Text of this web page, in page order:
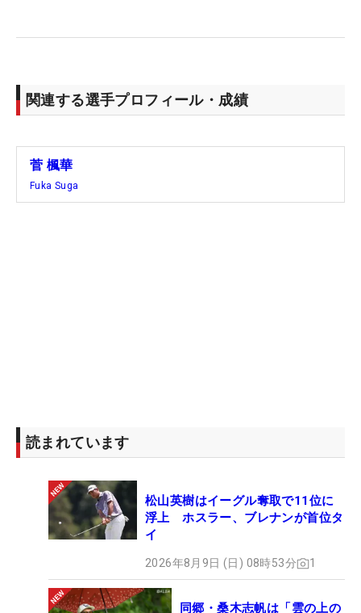
2月29日に高校を卒業。飾りっけのない純朴さが魅
力の18歳は、「メークはするようになりました」と
の「アクサレディス」にも主催者推薦で出場する。
関連する選手プロフィール・成績
菅 楓華
Fuka Suga
読まれています
松山英樹はイーグル奪取で11位に
浮上 ホスラー、ブレナンが首位タ
イ
2026年8月9日 (日) 08時53分 1
同郷・桑木志帆は「雲の上の